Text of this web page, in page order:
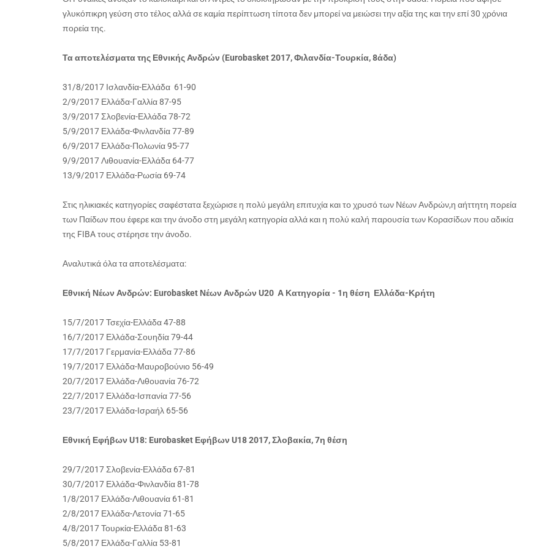
γλυκόπικρη γεύση στο τέλος αλλά σε καμία περίπτωση τίποτα δεν μπορεί να μειώσει την αξία της και την επί 30 χρόνια
πορεία της.
Τα αποτελέσματα της Εθνικής Ανδρών (Eurobasket 2017, Φιλανδία-Τουρκία, 8άδα)
31/8/2017 Ισλανδία-Ελλάδα 61-90
2/9/2017 Ελλάδα-Γαλλία 87-95
3/9/2017 Σλοβενία-Ελλάδα 78-72
5/9/2017 Ελλάδα-Φινλανδία 77-89
6/9/2017 Ελλάδα-Πολωνία 95-77
9/9/2017 Λιθουανία-Ελλάδα 64-77
13/9/2017 Ελλάδα-Ρωσία 69-74
Στις ηλικιακές κατηγορίες σαφέστατα ξεχώρισε η πολύ μεγάλη επιτυχία και το χρυσό των Νέων Ανδρών,η αήττητη πορεία
των Παίδων που έφερε και την άνοδο στη μεγάλη κατηγορία αλλά και η πολύ καλή παρουσία των Κορασίδων που αδικία
της FIBA τους στέρησε την άνοδο.
Αναλυτικά όλα τα αποτελέσματα:
Εθνική Νέων Ανδρών: Eurobasket Νέων Ανδρών U20 Α Κατηγορία - 1η θέση Ελλάδα-Κρήτη
15/7/2017 Τσεχία-Ελλάδα 47-88
16/7/2017 Ελλάδα-Σουηδία 79-44
17/7/2017 Γερμανία-Ελλάδα 77-86
19/7/2017 Ελλάδα-Μαυροβούνιο 56-49
20/7/2017 Ελλάδα-Λιθουανία 76-72
22/7/2017 Ελλάδα-Ισπανία 77-56
23/7/2017 Ελλάδα-Ισραήλ 65-56
Εθνική Εφήβων U18: Eurobasket Εφήβων U18 2017, Σλοβακία, 7η θέση
29/7/2017 Σλοβενία-Ελλάδα 67-81
30/7/2017 Ελλάδα-Φινλανδία 81-78
1/8/2017 Ελλάδα-Λιθουανία 61-81
2/8/2017 Ελλάδα-Λετονία 71-65
4/8/2017 Τουρκία-Ελλάδα 81-63
5/8/2017 Ελλάδα-Γαλλία 53-81